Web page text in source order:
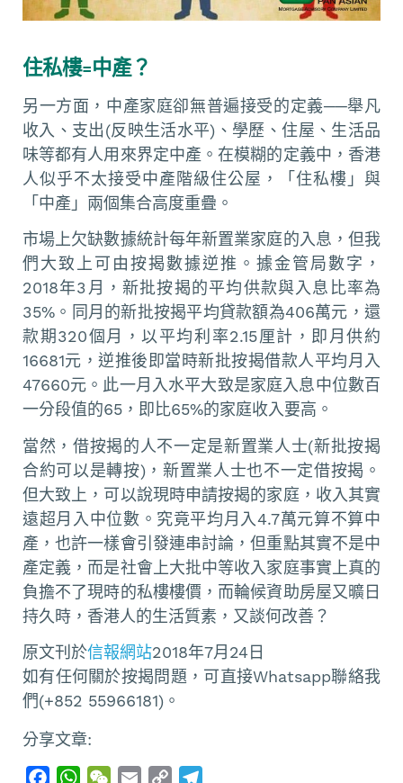
住私樓=中產？
另一方面，中產家庭卻無普遍接受的定義──舉凡
收入、支出(反映生活水平)、學歷、住屋、生活品
味等都有人用來界定中產。在模糊的定義中，香港
人似乎不太接受中產階級住公屋，「住私樓」與
「中產」兩個集合高度重疊。
市場上欠缺數據統計每年新置業家庭的入息，但我
們大致上可由按揭數據逆推。據金管局數字，
2018年3月，新批按揭的平均供款與入息比率為
35%。同月的新批按揭平均貸款額為406萬元，還
款期320個月，以平均利率2.15厘計，即月供約
16681元，逆推後即當時新批按揭借款人平均月入
47660元。此一月入水平大致是家庭入息中位數百
一分段值的65，即比65%的家庭收入要高。
當然，借按揭的人不一定是新置業人士(新批按揭
合約可以是轉按)，新置業人士也不一定借按揭。
但大致上，可以說現時申請按揭的家庭，收入其實
遠超月入中位數。究竟平均月入4.7萬元算不算中
產，也許一樣會引發連串討論，但重點其實不是中
產定義，而是社會上大批中等收入家庭事實上真的
負擔不了現時的私樓樓價，而輪候資助房屋又曠日
持久時，香港人的生活質素，又談何改善？
原文刊於信報網站2018年7月24日
如有任何關於按揭問題，可直接Whatsapp聯絡我
們(+852 55966181)。
分享文章:
W W